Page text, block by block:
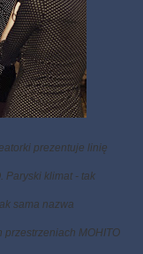
prezentuje linię
Paryski klimat - tak
sama nazwa
MOHITO